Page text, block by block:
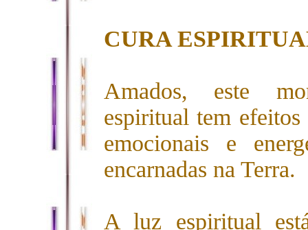
CURA
Amados, este
espiritual tem
emocionais e
encarnadas na Terra.
A luz espiritual